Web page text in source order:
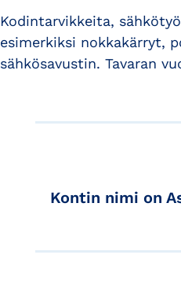
Kodintarvikkeita,
esimerkiksi nokkakärryt,
sähkösavustin. Tavaran
Kontin nimi on